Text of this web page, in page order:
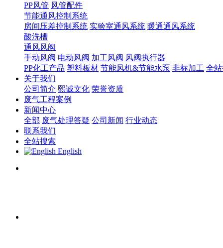
PP风管 风管配件
节能通风控制系统
房间压差控制系统 实验室通风系统 暖通通风系统
酸洗槽
通风风阀
手动风阀 电动风阀 加工风阀 风阀执行器
PP化工产品 塑料板材 节能风机&节能水泵 非标加工 全
关于我们
公司简介 熙诚文化 荣誉资质
废气工程案例
新闻中心
全部 废气处理答疑 公司新闻 行业动态
联系我们
全站搜索
English